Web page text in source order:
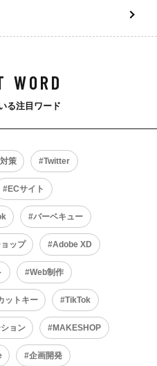
WORD
る注目ワード
策 Twitter
ECサイト
バーベキュー
ップ Adobe XD
Web制作
ットキー TikTok
ョン MAKESHOP
企画開発